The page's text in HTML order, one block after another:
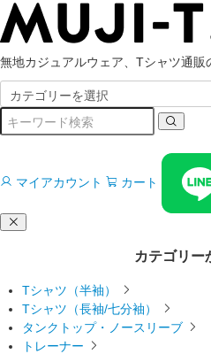
無地カジュアルウェア、Tシャツ通販
マイアカウント カート
カテゴリー
Tシャツ（半袖）
Tシャツ（長袖/七分袖）
タンクトップ・ノースリーブ
トレーナー